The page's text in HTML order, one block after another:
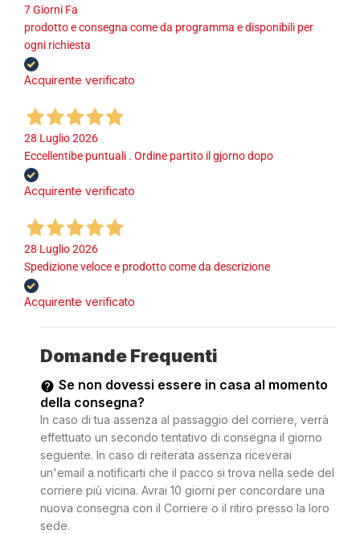
7 Giorni Fa
prodotto e consegna come da programma e disponibili per
ogni richiesta
Acquirente verificato
28 Luglio 2026
Eccellentibe puntuali . Ordine partito il gjorno dopo
Acquirente verificato
28 Luglio 2026
Spedizione veloce e prodotto come da descrizione
Acquirente verificato
Domande Frequenti
Se non dovessi essere in casa al momento
della consegna?
In caso di tua assenza al passaggio del corriere, verrà
effettuato un secondo tentativo di consegna il giorno
seguente. In caso di reiterata assenza riceverai
un'email a notificarti che il pacco si trova nella sede del
corriere più vicina. Avrai 10 giorni per concordare una
nuova consegna con il Corriere o il ritiro presso la loro
sede.